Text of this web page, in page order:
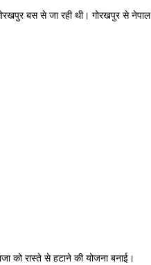
बस से जा रही थी। गोरखपुर से नेपाल
को रास्ते से हटाने की योजना बनाई।